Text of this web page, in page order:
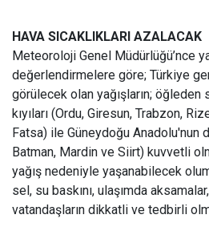
HAVA SICAKLIKLARI AZALACAK
Meteoroloji Genel Müdürlüğü’nce
değerlendirmelere göre; Türkiye
görülecek olan yağışların; öğleden
kıyıları (Ordu, Giresun, Trabzon,
Fatsa) ile Güneydoğu Anadolu'nun
Batman, Mardin ve Siirt) kuvvetli
yağış nedeniyle yaşanabilecek
sel, su baskını, ulaşımda
vatandaşların dikkatli ve tedbirli